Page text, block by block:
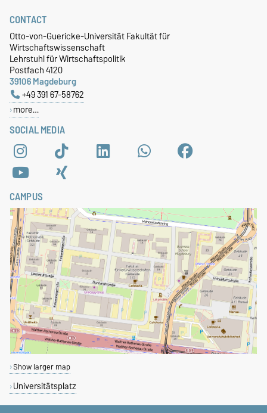
SOCIAL MEDIA
CONTACT
Otto-von-Guericke-Universität Fakultät für
Wirtschaftswissenschaft
Lehrstuhl für Wirtschaftspolitik
Postfach 4120
39106 Magdeburg
+49 391 67-58762
more…
CAMPUS
Show larger map
Universitätsplatz